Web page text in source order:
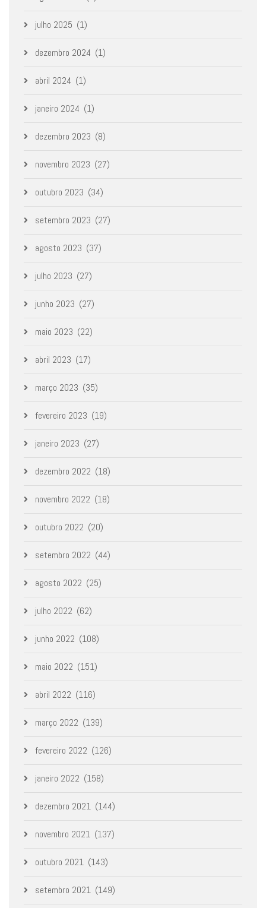
julho 2025 (1)
dezembro 2024 (1)
abril 2024 (1)
janeiro 2024 (1)
dezembro 2023 (8)
novembro 2023 (27)
outubro 2023 (34)
setembro 2023 (27)
agosto 2023 (37)
julho 2023 (27)
junho 2023 (27)
maio 2023 (22)
abril 2023 (17)
março 2023 (35)
fevereiro 2023 (19)
janeiro 2023 (27)
dezembro 2022 (18)
novembro 2022 (18)
outubro 2022 (20)
setembro 2022 (44)
agosto 2022 (25)
julho 2022 (62)
junho 2022 (108)
maio 2022 (151)
abril 2022 (116)
março 2022 (139)
fevereiro 2022 (126)
janeiro 2022 (158)
dezembro 2021 (144)
novembro 2021 (137)
outubro 2021 (143)
setembro 2021 (149)